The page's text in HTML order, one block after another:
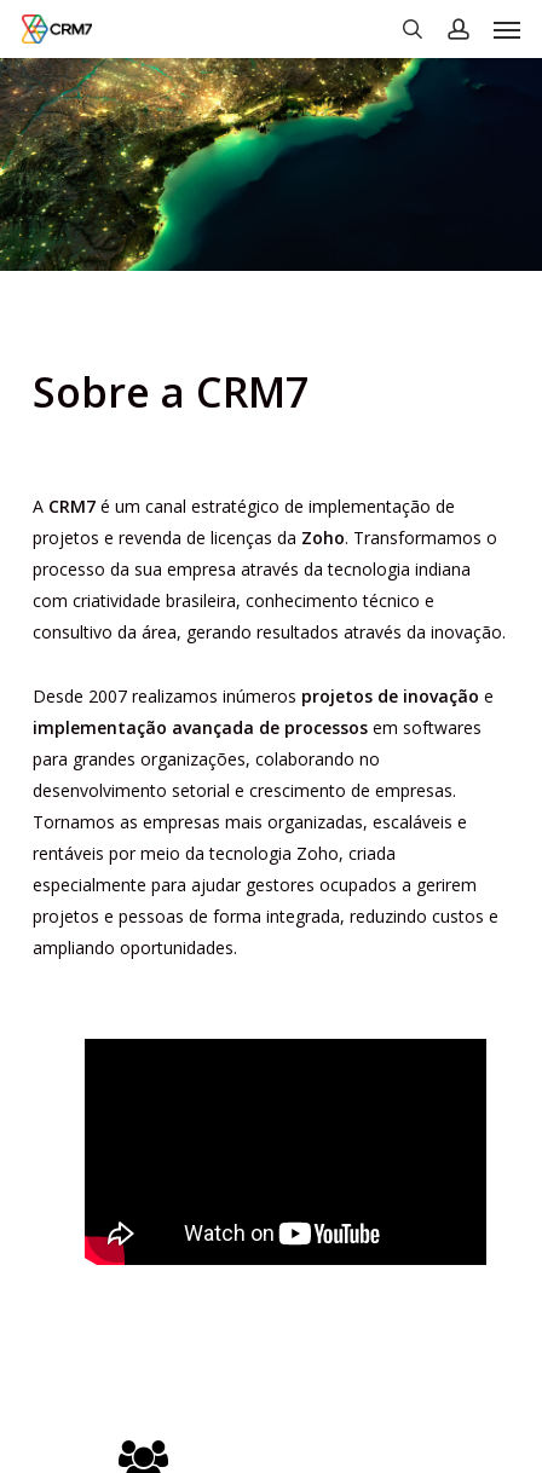
Skip
main
content
searchaccount
Sobre a CRM7
A CRM7 é um canal estratégico de implementação de
projetos e revenda de licenças da Zoho. Transformamos o
processo da sua empresa através da tecnologia indiana
com criatividade brasileira, conhecimento técnico e
consultivo da área, gerando resultados através da inovação.
Desde 2007 realizamos inúmeros projetos de inovação e
implementação avançada de processos em softwares
para grandes organizações, colaborando no
desenvolvimento setorial e crescimento de empresas.
Tornamos as empresas mais organizadas, escaláveis e
rentáveis por meio da tecnologia Zoho, criada
especialmente para ajudar gestores ocupados a gerirem
projetos e pessoas de forma integrada, reduzindo custos e
ampliando oportunidades.